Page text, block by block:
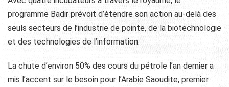
programme Badir prévoit d’étendre son action au-delà des
seuls secteurs de l’industrie de pointe, de la biotechnologie
et des technologies de l’information.
La chute d’environ 50% des cours du pétrole l’an dernier a
mis l’accent sur le besoin pour l’Arabie Saoudite, premier